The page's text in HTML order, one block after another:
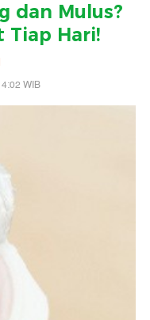
dan Mulus?
Tiap Hari!
WIB